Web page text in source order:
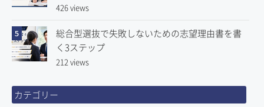
426 views
5
総合型選抜で失敗しないための志望理由書を書
く3ステップ
212 views
カテゴリー